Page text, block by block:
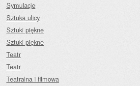
Symulacje
Sztuka ulicy
Sztuki piękne
Sztuki piękne
Teatr
Teatr
Teatralna i filmowa